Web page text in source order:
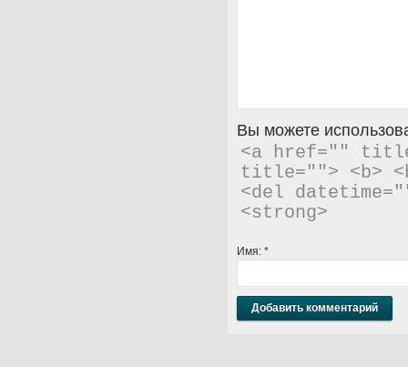
Вы можете
<a href=""
title=""> <b>
<del
<strong>
Имя: *